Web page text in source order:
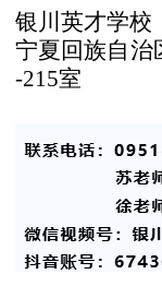
银川英才学校
宁夏回族自治
-215室